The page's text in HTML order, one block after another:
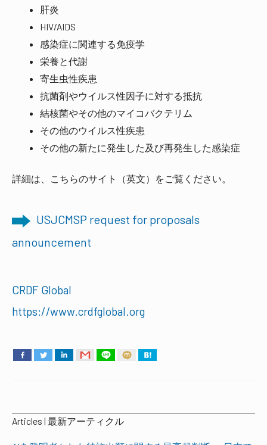
肝炎
HIV/AIDS
感染症に関連する免疫学
栄養と代謝
寄生虫性疾患
抗菌剤やウイルス性因子に対する抵抗
結核菌やその他のマイコバクテリム
その他のウイルス性疾患
その他の新たに発生した及び再発生した感染症
詳細は、こちらのサイト（英文）をご覧ください。
USJCMSP request for proposals
announcement
CRDF Global
https://www.crdfglobal.org
Articles | 最新アーティクル